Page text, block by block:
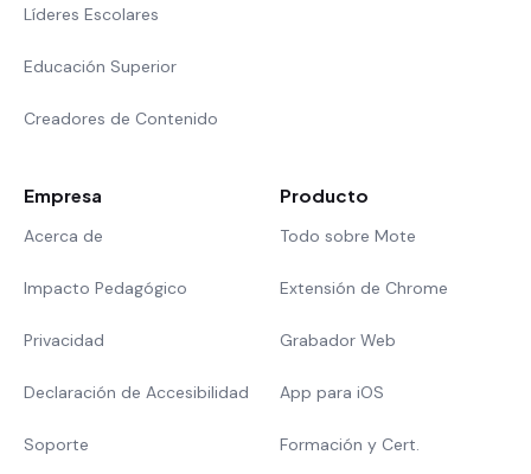
Líderes Escolares
Educación Superior
Creadores de Contenido
Empresa
Acerca de
Impacto Pedagógico
Privacidad
Declaración de Accesibilidad
Soporte
Producto
Todo sobre Mote
Extensión de Chrome
Grabador Web
App para iOS
Formación y Cert.